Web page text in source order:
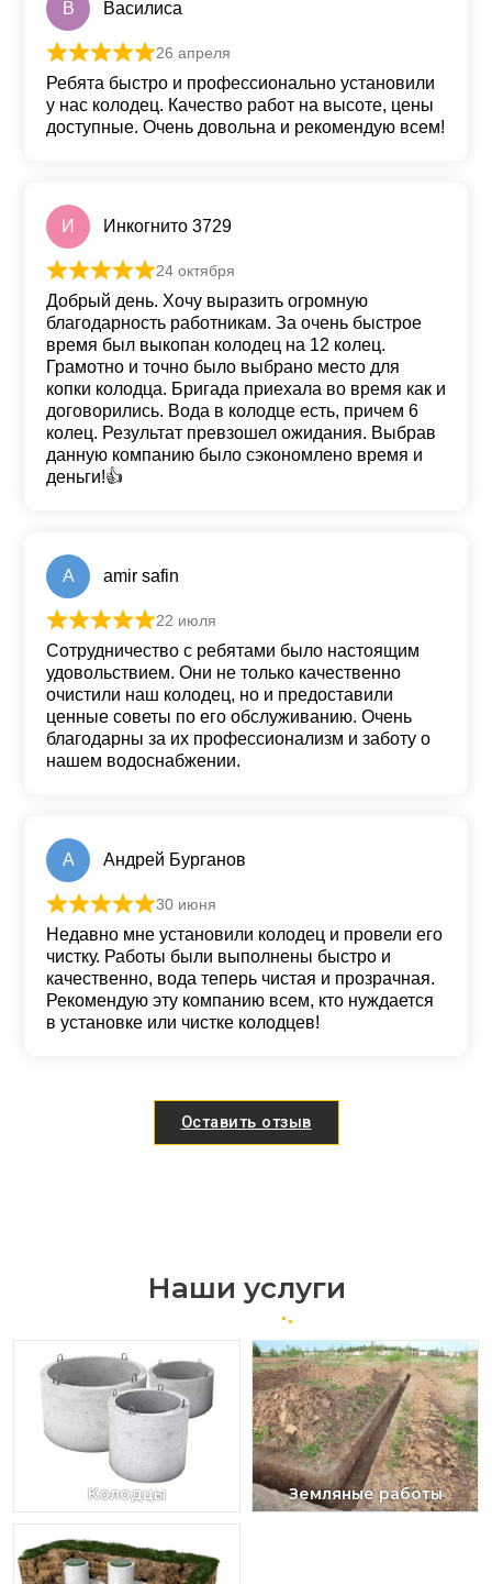
В Василиса
Оценка из 5
26 апреля
Ребята быстро и профессионально установили
у нас колодец. Качество работ на высоте, цены
доступные. Очень довольна и рекомендую всем!
И Инкогнито 3729
Оценка
24 октября
Добрый день. Хочу выразить огромную
благодарность работникам. За очень быстрое
время был выкопан колодец на 12 колец.
Грамотно и точно было выбрано место для
копки колодца. Бригада приехала во время как и
договорились. Вода в колодце есть, причем 6
колец. Результат превзошел ожидания. Выбрав
данную компанию было сэкономлено время и
деньги!👍
A amir safin
Оценка
22 июля
Сотрудничество с ребятами было настоящим
удовольствием. Они не только качественно
очистили наш колодец, но и предоставили
ценные советы по его обслуживанию. Очень
благодарны за их профессионализм и заботу о
нашем водоснабжении.
А Андрей Бурганов
Оценка
30 июня
Недавно мне установили колодец и провели его
чистку. Работы были выполнены быстро и
качественно, вода теперь чистая и прозрачная.
Рекомендую эту компанию всем, кто нуждается
в установке или чистке колодцев!
Оставить отзыв
Наши услуги
Колодцы Земляные работы